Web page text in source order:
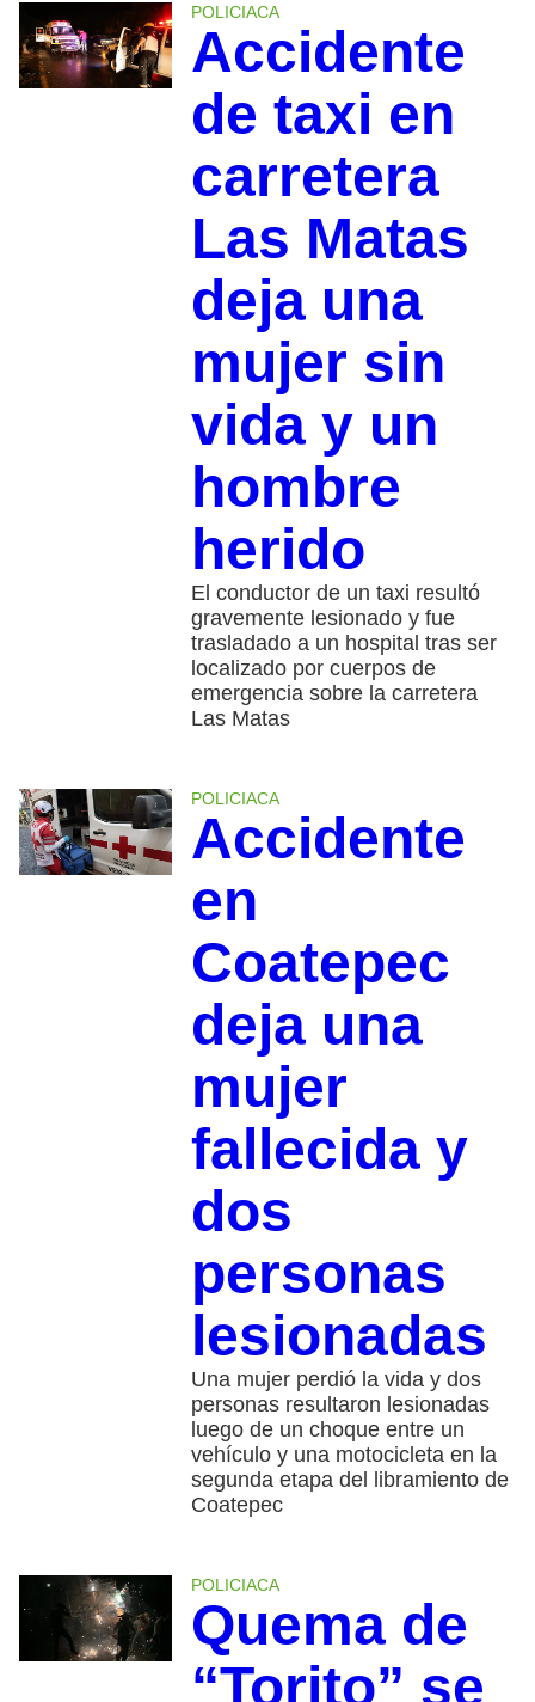
POLICIACA
Accidente
de taxi en
carretera
Las Matas
deja una
mujer sin
vida y un
hombre
herido
El conductor de un taxi resultó
gravemente lesionado y fue
trasladado a un hospital tras ser
localizado por cuerpos de
emergencia sobre la carretera
Las Matas
POLICIACA
Accidente
en
Coatepec
deja una
mujer
fallecida y
dos
personas
lesionadas
Una mujer perdió la vida y dos
personas resultaron lesionadas
luego de un choque entre un
vehículo y una motocicleta en la
segunda etapa del libramiento de
Coatepec
POLICIACA
Quema de
“Torito” se